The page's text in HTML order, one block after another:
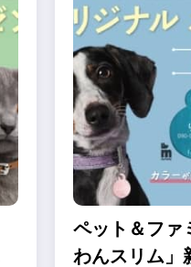
ペット＆ファ
わんスリム」